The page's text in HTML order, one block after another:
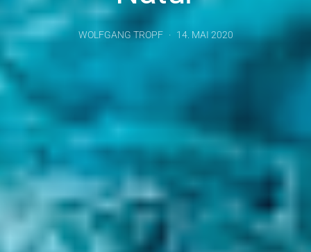
WOLFGANG TROPF 14. MAI 2020